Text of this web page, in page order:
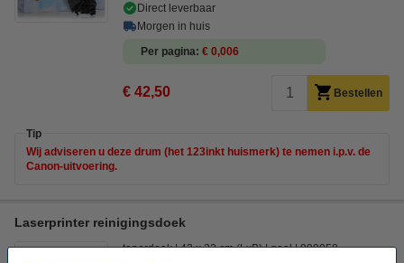
Direct leverbaar
Morgen in huis
Per pagina € 0,006
€ 42,50 Bestellen
Tip
Wij adviseren u deze drum (het 123inkt huismerk) te nemen i.p.v. de
Canon-uitvoering.
Laserprinter reinigingsdoek
tonerdoek 43 x 32 cm (LxB) geel 999058